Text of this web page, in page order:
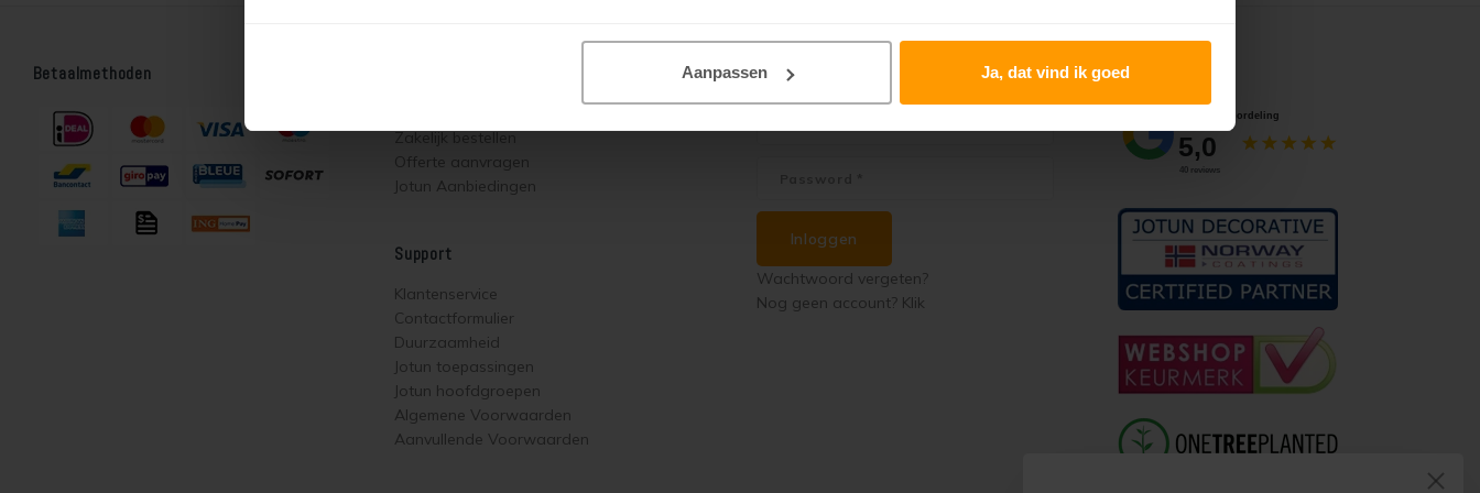
Aanpassen Ja, dat vind ik goed
Betaalmethoden
Zakelijk bestellen
Offerte aanvragen
Jotun Aanbiedingen
Support
Klantenservice
Contactformulier
Duurzaamheid
Jotun toepassingen
Jotun hoofdgroepen
Algemene Voorwaarden
Aanvullende Voorwaarden
Mijn account
Inloggen
Wachtwoord vergeten?
Nog geen account? Klik
Keurmerken